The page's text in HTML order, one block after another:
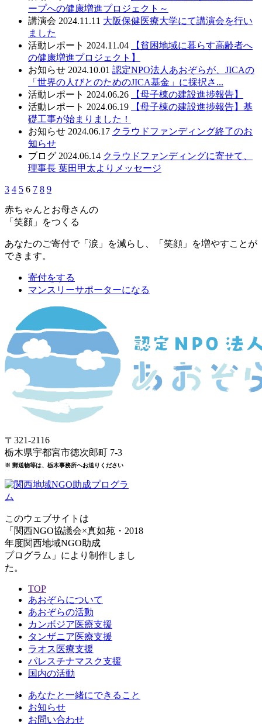
ープへの健康増進プロジェクト～
講演会 2024.11.11 大阪保健医療大学にて講演会を行い
ました
活動レポート 2024.11.04
【貧困地域に暮らす高齢者へ
の健康増進プロジェクト】
お知らせ 2024.10.01 認定NPO法人あおぞらが、JICAの
「世界の人びとのためのJICA基金」に採択さ...
活動レポート 2024.06.26
【母子棟の建設進捗報告】
活動レポート 2024.06.19
【母子棟の建設進捗報告】基
礎工事が始まりました！
お知らせ 2024.06.17 クラウドファンディング終了のお
知らせ
ブログ 2024.06.14 クラウドファンディングに寄せて、
理事長 葉田甲太よりメッセージ
3 4 5 6 7 8 9
赤ちゃんとお母さんの
「笑顔」をつくる
あなたのご寄付で「涙」を減らし、「笑顔」を増やすことが
できます。
寄付をする
マンスリーサポーターになる
〒321-2116
栃木県宇都宮市徳次郎町 7-3
※ 郵送物等は、栃木事務所へお送りください
このウェブサイトは
「関西NGO協議会×真如苑・2018
年度関西地域NGO助成
プログラム」により制作しまし
た。
TOP
あおぞらについて
あおぞらの活動
カンボジア医療支援
タンザニア医療支援
ラオス医療支援
パレスチナマスク支援
国内の活動
あなたと一緒にできること
お知らせ
お問い合わせ